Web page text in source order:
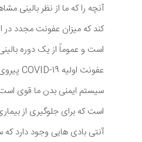
آنچه را که ما از نظر بالینی
کند که میزان عفونت مجدد در
است و عموماً از یک دوره
عفونت اولیه COVID-19 پیروی می کند.
سیستم ایمنی بدن ما قوی
است که برای جلوگیری از
آنتی بادی هایی وجود دارد